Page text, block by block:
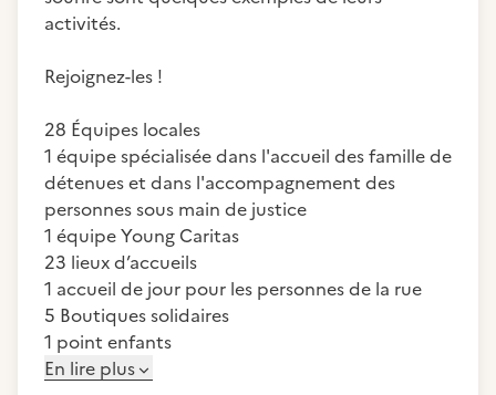
activités.
Rejoignez-les !
28 Équipes locales
1 équipe spécialisée dans l'accueil des famille de
détenues et dans l'accompagnement des
personnes sous main de justice
1 équipe Young Caritas
23 lieux d’accueils
1 accueil de jour pour les personnes de la rue
5 Boutiques solidaires
1 point enfants
En lire plus